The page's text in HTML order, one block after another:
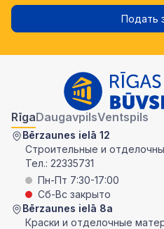
Подать
RīgaDaugavpilsVentspils
Bērzaunes ielā 12
Строительные и
Тел.: 22335731
Пн-Пт 7:30-17:00
Сб-Вс закрыто
Bērzaunes ielā 8a
Краски и отделочные